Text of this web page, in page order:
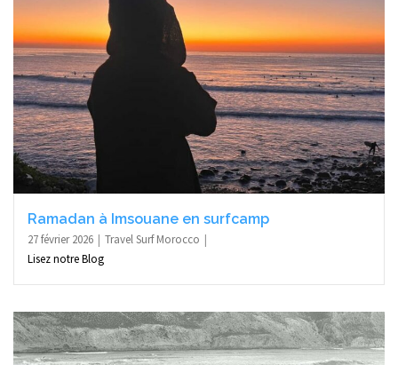
Ramadan à Imsouane en surfcamp
27 février 2026
Travel Surf Morocco
Lisez notre Blog